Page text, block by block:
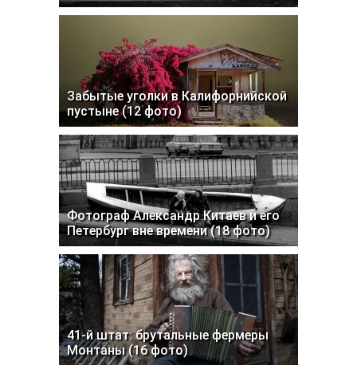
Забытые уголки в Калифорнийской
пустыне (12 фото)
Фотограф Александр Китаев и его
Петербург вне времени (18 фото)
41-й штат: брутальные фермеры
Монтаны (16 фото)